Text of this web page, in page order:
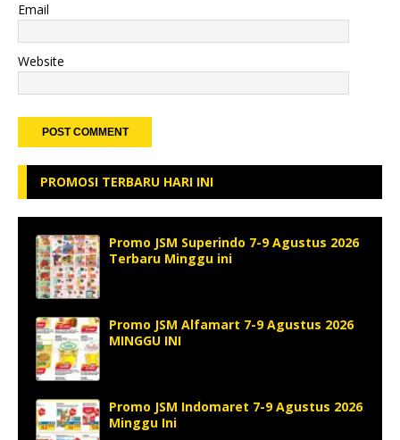
Email
Website
PROMOSI TERBARU HARI INI
Promo JSM Superindo 7-9 Agustus 2026
Terbaru Minggu ini
Promo JSM Alfamart 7-9 Agustus 2026
MINGGU INI
Promo JSM Indomaret 7-9 Agustus 2026
Minggu Ini